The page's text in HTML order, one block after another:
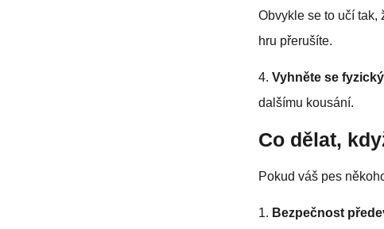
Obvykle se to učí tak,
hru přerušíte.
4.Vyhněte se
dalšímu kousání.
Co dělat,
Pokud váš pes
1. Bezpečnost